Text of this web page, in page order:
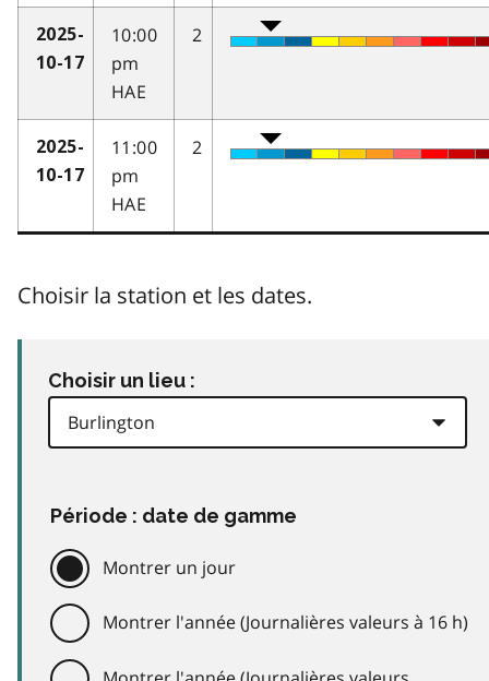
2025-
10-17
10:00
pm
HAE
2
2025-
10-17
11:00
pm
HAE
2
Choisir la station et les dates.
Choisir un lieu :
Période : date de gamme
Montrer un jour
Montrer l'année (Journalières valeurs à 16 h)